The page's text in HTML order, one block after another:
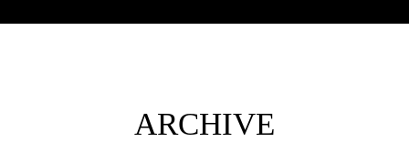
ARCHIVE